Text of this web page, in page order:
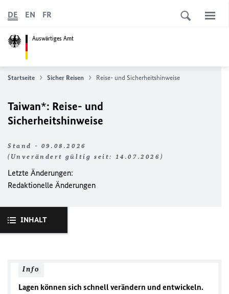
Auswärtiges Amt
DE EN FR
Startseite Sicher Reisen Reise- und Sicherheitshinweise
Taiwan*: Reise- und
Sicherheitshinweise
Stand - 09.08.2026
(Unverändert gültig seit: 14.07.2026)
Letzte Änderungen:
Redaktionelle Änderungen
INHALT
Info
Lagen können sich schnell verändern und entwickeln.